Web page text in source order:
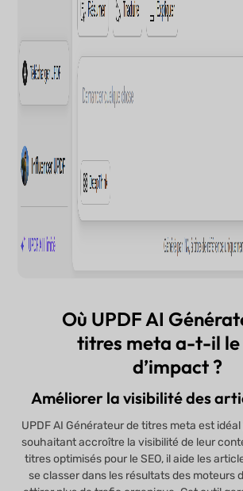
Où UPDF AI
titres meta a-t-il le
d’impact ?
Améliorer la visibilité des
UPDF AI Générateur de titres meta est
souhaitant accroître la visibilité de leur
titres optimisés pour le SEO, il aide les
se classer dans les résultats des moteurs